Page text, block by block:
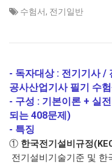
수험서, 전기일반
- 독자대상 : 전기기사 /
공사산업기사 필기 수
- 구성 : 기본이론 + 실
되는 408문제)
- 특징
① 한국전기설비규정
전기설비기술기준 및 한